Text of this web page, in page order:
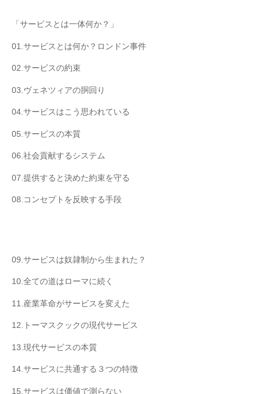
「サービスとは一体何か？」
01.サービスとは何か？ロンドン事件
02.サービスの約束
03.ヴェネツィアの胴回り
04.サービスはこう思われている
05.サービスの本質
06.社会貢献するシステム
07.提供すると決めた約束を守る
08.コンセプトを反映する手段
09.サービスは奴隷制から生まれた？
10.全ての道はローマに続く
11.産業革命がサービスを変えた
12.トーマスクックの現代サービス
13.現代サービスの本質
14.サービスに共通する３つの特徴
15.サービスは価値で測らない